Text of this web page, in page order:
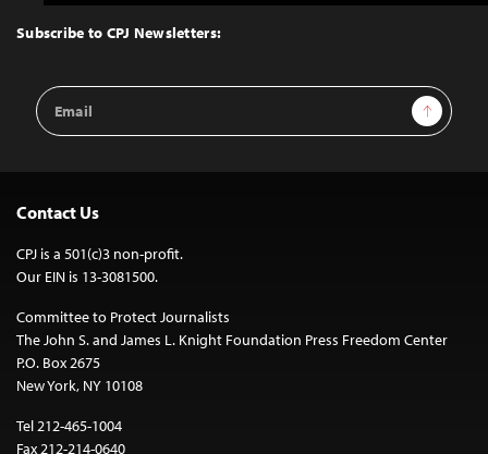
Top
Subscribe to CPJ Newsletters:
Email
Address
Sign Up
Contact Us
CPJ is a 501(c)3 non-profit.
Our EIN is 13-3081500.
Committee to Protect Journalists
The John S. and James L. Knight Foundation Press Freedom Center
P.O. Box 2675
New York, NY 10108
Tel 212-465-1004
Fax 212-214-0640